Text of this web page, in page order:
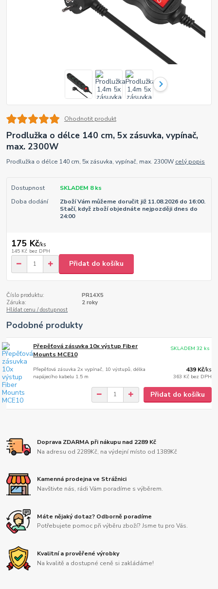
Ohodnotit produkt
Prodlužka o délce 140 cm, 5x zásuvka, vypínač,
max. 2300W
Prodlužka o délce 140 cm, 5x zásuvka, vypínač, max. 2300W celý popis
Dostupnost
SKLADEM 8 ks
Doba dodání
Zboží Vám můžeme doručit již 11.08.2026 do 16:00.
Stačí, když zboží objednáte nejpozději dnes do
24:00
175 Kč/ks
145 Kč bez DPH
Přidat do košíku
Číslo produktu:
PR14X5
Záruka:
2 roky
Hlídat cenu / dostupnost
Podobné produkty
Přepěťová zásuvka 10x výstup Fiber
Mounts MCE10
Přepěťová zásuvka 2x vypínač, 10 výstupů, délka
napájecího kabelu 1.5 m
439 Kč/ks
363 Kč bez DPH
SKLADEM 32 ks
Přidat do košíku
Doprava ZDARMA při nákupu nad 2289 Kč
Na adresu od 2289Kč, na výdejní místo od 1389Kč
Kamenná prodejna ve Strážnici
Navštivte nás, rádi Vám poradíme s výběrem.
Máte nějaký dotaz? Odborně poradíme
Potřebujete pomoc při výběru zboží? Jsme tu pro Vás.
Kvalitní a prověřené výrobky
Na kvalitě a dostupné ceně si zakládáme!